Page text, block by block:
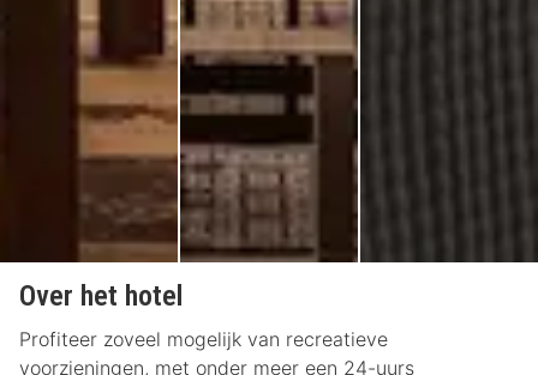
Over het hotel
Profiteer zoveel mogelijk van recreatieve
voorzieningen, met onder meer een 24-uurs